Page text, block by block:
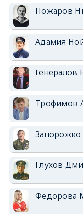
Пожаров
Адамия
Генералов
Трофимов
Запорожко
Глухов
Фёдорова